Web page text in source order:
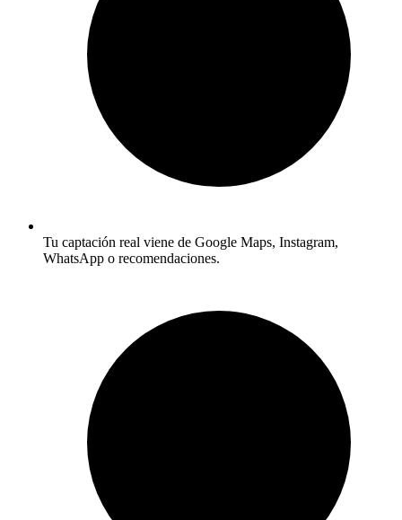
Tu captación real viene de Google Maps, Instagram,
WhatsApp o recomendaciones.